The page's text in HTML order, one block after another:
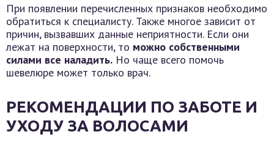
При появлении перечисленных признаков необходимо
обратиться к специалисту. Также многое зависит от
причин, вызвавших данные неприятности. Если они
лежат на поверхности, то можно собственными
силами все наладить. Но чаще всего помочь
шевелюре может только врач.
РЕКОМЕНДАЦИИ ПО ЗАБОТЕ И
УХОДУ ЗА ВОЛОСАМИ